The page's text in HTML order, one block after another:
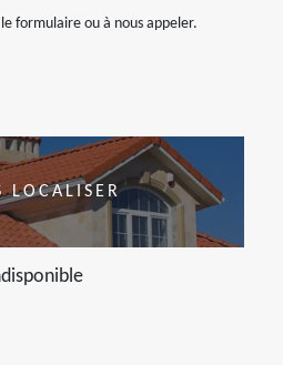
formulaire ou à nous appeler.
LOCALISER